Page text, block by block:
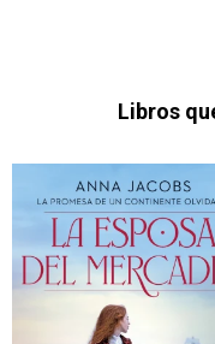
Libros